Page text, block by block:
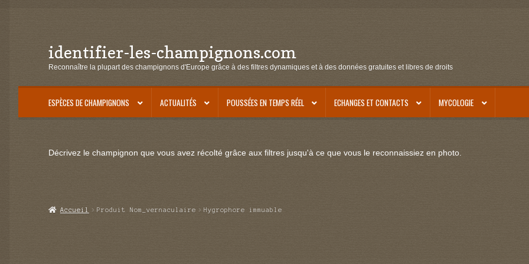
Aller
à
navigation
Aller
au
identifier-les-champignons.com
Reconnaître la plupart des champignons d'Europe grâce à des filtres dynamiques et à des données gratuites et libres de droits
ESPÈCES DE CHAMPIGNONS ACTUALITÉS POUSSÉES EN TEMPS RÉEL ECHANGES ET CONTACTS MYCOLOGIE
Décrivez le champignon que vous avez récolté grâce aux filtres jusqu'à ce que vous le reconnaissiez en photo.
Accueil Produit Nom_vernaculaire Hygrophore immuable